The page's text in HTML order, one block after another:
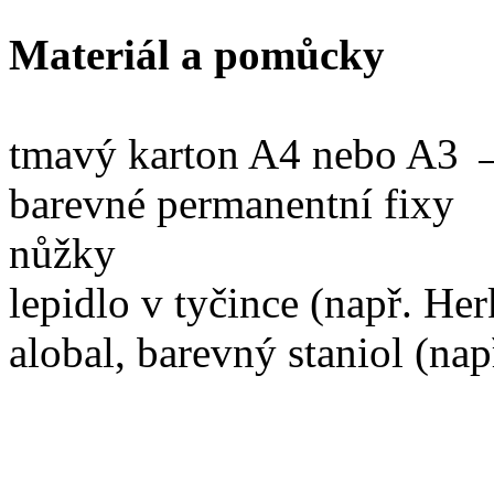
Materiál a pomůcky
tmavý karton A4 nebo A3
barevné permanentní fixy
nůžky
lepidlo v tyčince (např.
alobal, barevný staniol